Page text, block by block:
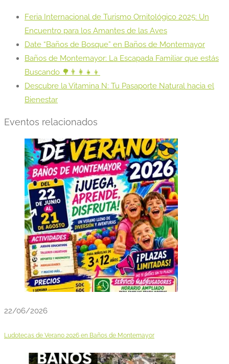
Feria Internacional de Turismo Ornitológico 2025: Un
Encuentro para los Amantes de las Aves
Date “Baños de Bosque” en Baños de Montemayor
Baños de Montemayor: La Escapada Familiar que estás
Buscando 🌳👨‍👩‍👧‍👦
Descubre la Vitamina N: Tu Pasaporte Natural hacia el
Bienestar
Eventos relacionados
22/06/2026
Ludotecas de Verano 2026 en Baños de Montemayor